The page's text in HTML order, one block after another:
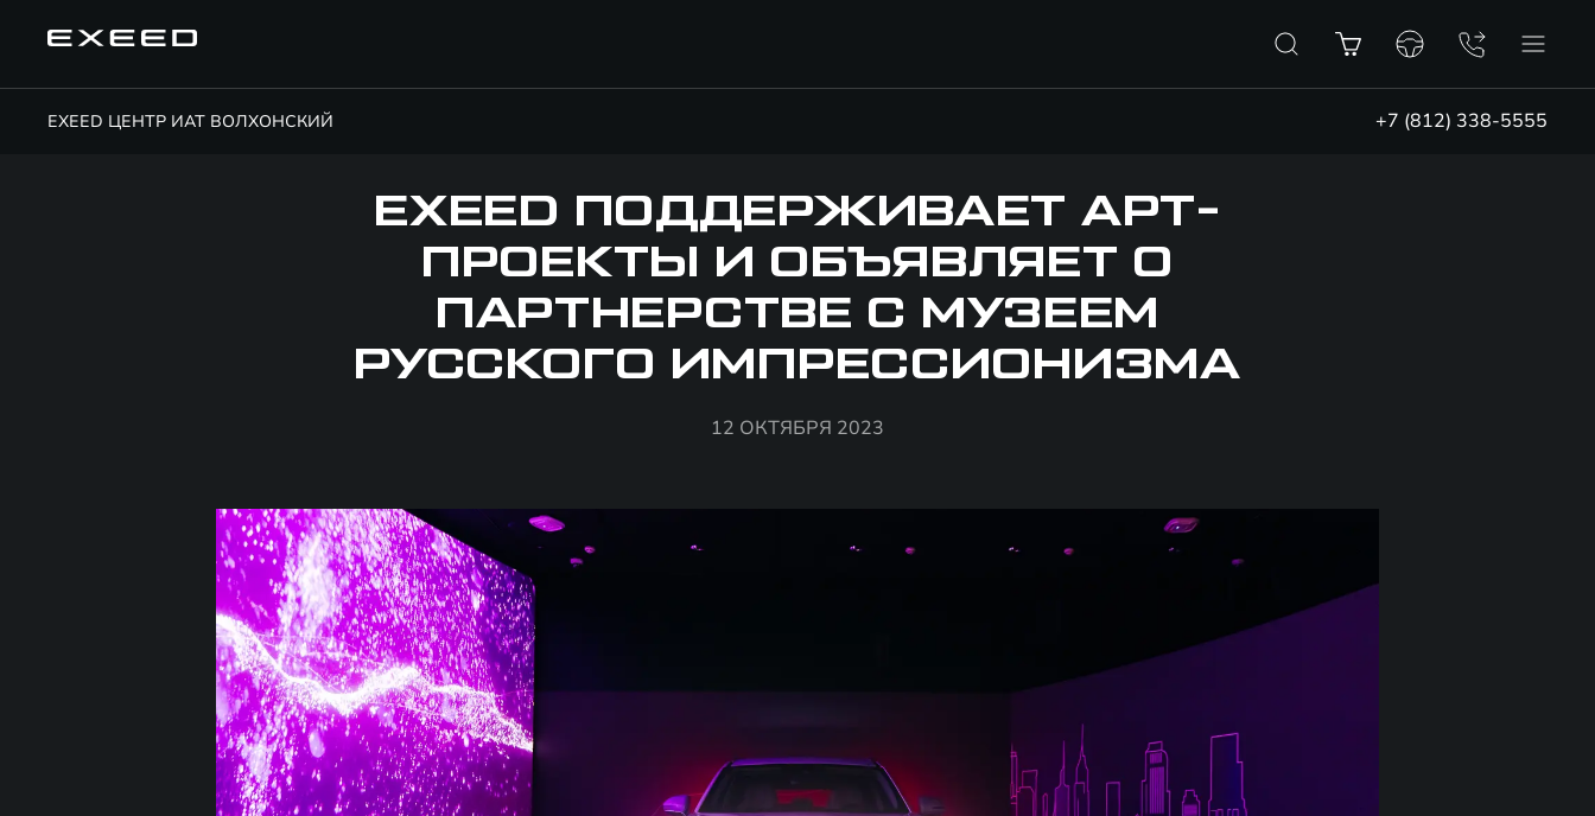
EXEED ЦЕНТР ИАТ ВОЛХОНСКИЙ +7 (812) 338-5555
EXEED ПОДДЕРЖИВАЕТ АРТ-
ПРОЕКТЫ И ОБЪЯВЛЯЕТ О
ПАРТНЕРСТВЕ С МУЗЕЕМ
РУССКОГО ИМПРЕССИОНИЗМА
12 ОКТЯБРЯ 2023